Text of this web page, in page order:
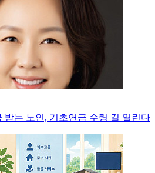
받는 노인, 기초연금 수령 길 열린다